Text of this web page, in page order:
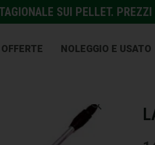
SUI PELLET.
OFFERTE NOLEGGIO E USATO